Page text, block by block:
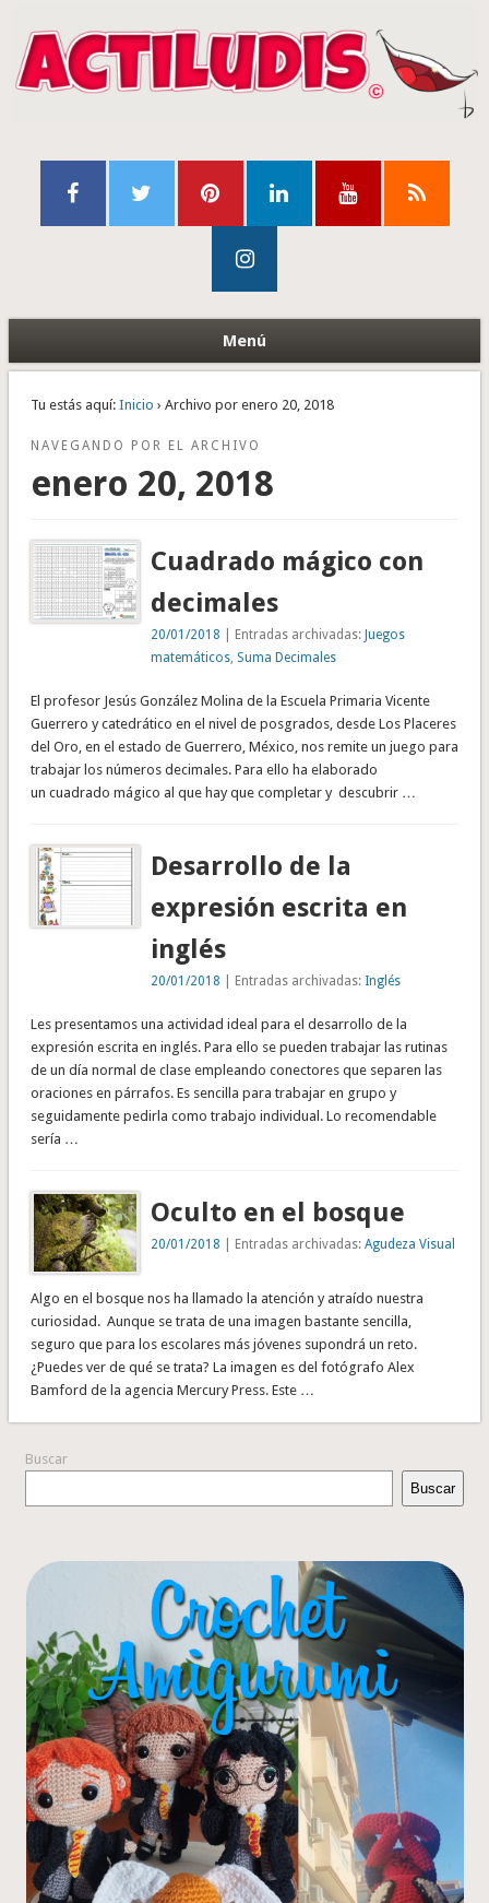
Menú
Tu estás aquí: Inicio › Archivo por enero 20, 2018
NAVEGANDO POR EL ARCHIVO
enero 20, 2018
Cuadrado mágico con
decimales
20/01/2018 | Entradas archivadas:Juegos
matemáticos Suma Decimales
El profesor Jesús González Molina de la Escuela Primaria Vicente
Guerrero y catedrático en el nivel de posgrados, desde Los Placeres
del Oro, en el estado de Guerrero, México, nos remite un juego para
trabajar los números decimales. Para ello ha elaborado
un cuadrado mágico al que hay que completar y descubrir …
Desarrollo de la
expresión escrita en
inglés
20/01/2018 | Entradas archivadas: Inglés
Les presentamos una actividad ideal para el desarrollo de la
expresión escrita en inglés. Para ello se pueden trabajar las rutinas
de un día normal de clase empleando conectores que separen las
oraciones en párrafos. Es sencilla para trabajar en grupo y
seguidamente pedirla como trabajo individual. Lo recomendable
sería …
Oculto en el bosque
20/01/2018 | Entradas archivadas:Agudeza Visual
Algo en el bosque nos ha llamado la atención y atraído nuestra
curiosidad. Aunque se trata de una imagen bastante sencilla,
seguro que para los escolares más jóvenes supondrá un reto.
¿Puedes ver de qué se trata? La imagen es del fotógrafo Alex
Bamford de la agencia Mercury Press. Este …
Buscar
Buscar